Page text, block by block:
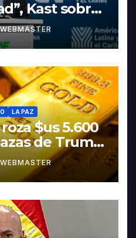
Kast sobre
WEBMASTER
LA PAZ
$us 5.600
de Trump
WEBMASTER